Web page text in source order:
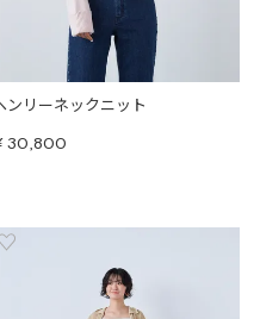
ンリーネックニット
30,800